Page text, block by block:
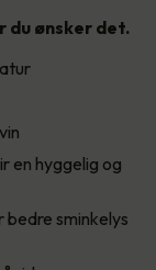
du ønsker det.
en hyggelig og
sminkelys